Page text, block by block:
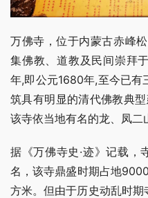
万佛寺，位于内蒙古赤峰
集佛教、道教及民间崇拜
年,即公元1680年,至今已有
筑具有明显的清代佛教典
该寺依当地有名的龙、凤二
据《万佛寺史·迹》记载，
名，该寺鼎盛时期占地
方米。但由于历史动乱时